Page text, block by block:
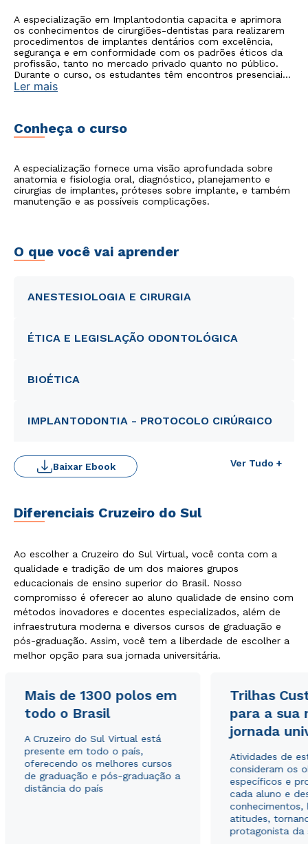
A especialização em Implantodontia capacita e aprimora
os conhecimentos de cirurgiões-dentistas para realizarem
procedimentos de implantes dentários com excelência,
segurança e em conformidade com os padrões éticos da
profissão, tanto no mercado privado quanto no público.
Durante o curso, os estudantes têm encontros presenciais
combinados com aulas teóricas, laboratoriais e práticas
Ler mais
Conheça o curso
A especialização fornece uma visão aprofundada sobre
anatomia e fisiologia oral, diagnóstico, planejamento e
cirurgias de implantes, próteses sobre implante, e também
manutenção e as possíveis complicações.
O que você vai aprender
ANESTESIOLOGIA E CIRURGIA
ÉTICA E LEGISLAÇÃO ODONTOLÓGICA
BIOÉTICA
IMPLANTODONTIA - PROTOCOLO CIRÚRGICO
Ver Tudo +
Baixar Ebook
Diferenciais Cruzeiro do Sul
Ao escolher a Cruzeiro do Sul Virtual, você conta com a
qualidade e tradição de um dos maiores grupos
educacionais de ensino superior do Brasil. Nosso
compromisso é oferecer ao aluno qualidade de ensino com
métodos inovadores e docentes especializados, além de
infraestrutura moderna e diversos cursos de graduação e
pós-graduação. Assim, você tem a liberdade de escolher a
melhor opção para sua jornada universitária.
Mais de 1300 polos em
todo o Brasil
A Cruzeiro do Sul Virtual está
presente em todo o país,
oferecendo os melhores cursos
de graduação e pós-graduação a
distância do país
Trilhas
para a sua
jornada
Atividades de
consideram os
específicos e
cada aluno e
conhecimentos,
atitudes,
protagonista da
WhatsApp